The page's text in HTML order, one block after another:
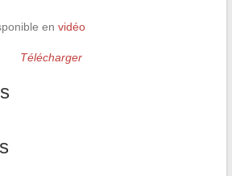
en vidéo
Télécharger